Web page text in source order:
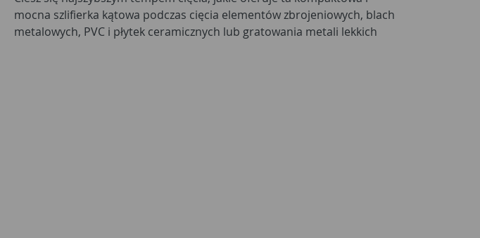
mocna szlifierka kątowa podczas cięcia elementów zbrojeniowych, blach
metalowych, PVC i płytek ceramicznych lub gratowania metali lekkich